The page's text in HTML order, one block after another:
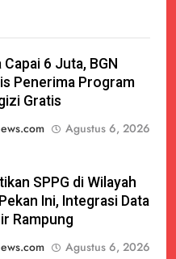
Capai 6 Juta, BGN
Penerima Program
Gratis
Agustus 6, 2026
SPPG di Wilayah
Ini, Integrasi Data
Rampung
Agustus 6, 2026